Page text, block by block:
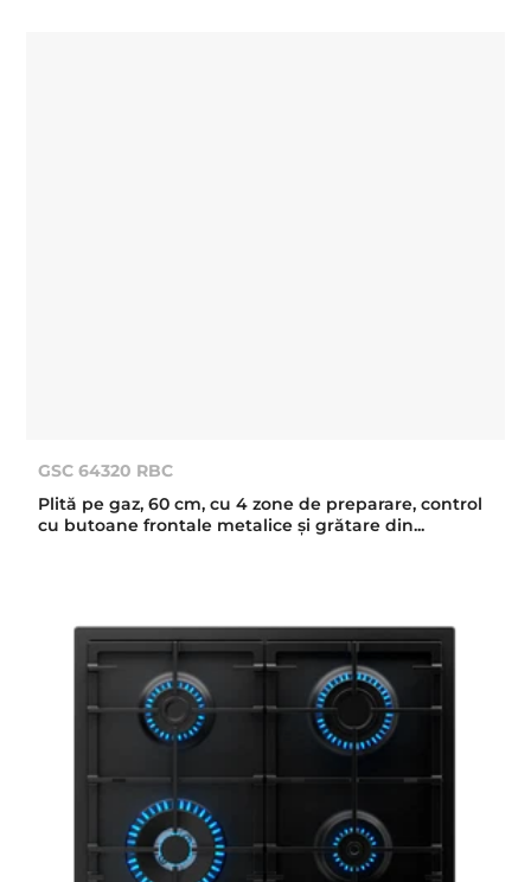
GSC 64320 RBC
Plită pe gaz, 60 cm, cu 4 zone de preparare, control
cu butoane frontale metalice şi grătare din...